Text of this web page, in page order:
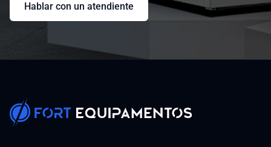
Hablar con un atendiente